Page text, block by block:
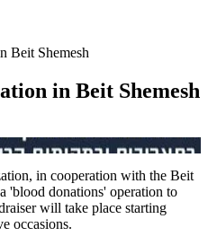
Beit Shemesh
in Beit Shemesh
in cooperation with the Beit
'blood donations' operation to
will take place starting
occasions.